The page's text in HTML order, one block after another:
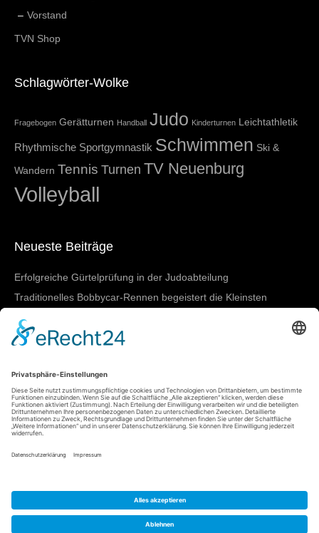
Vorstand
TVN Shop
Schlagwörter-Wolke
Fragebogen Gerätturnen Handball Judo Kinderturnen Leichtathletik
Rhythmische Sportgymnastik Schwimmen Ski &
Wandern Tennis Turnen TV Neuenburg
Volleyball
Neueste Beiträge
Erfolgreiche Gürtelprüfung in der Judoabteilung
Traditionelles Bobbycar-Rennen begeistert die Kleinsten
TVN beim 4-gegen-4-Turnier in March-Buchheim
SGBNM zeigt starke Leistungen bei den Badischen
Damen I mit nächstem Heimtestspiel
Meta